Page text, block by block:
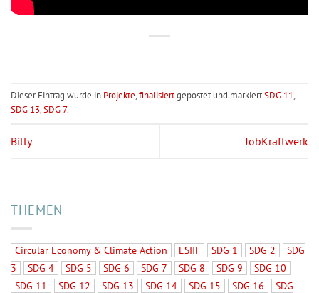
Dieser Eintrag wurde in Projekte,finalisiertgepostet und markiertSDG 11,
SDG 13,SDG 7.
Billy JobKraftwerk
THEMEN
Circular Economy & Climate Action ESIIF SDG 1 SDG 2
SDG
3
SDG 4 SDG 5 SDG 6 SDG 7 SDG 8 SDG 9
SDG 10
SDG 11
SDG 12 SDG 13 SDG 14 SDG 15 SDG 16
SDG